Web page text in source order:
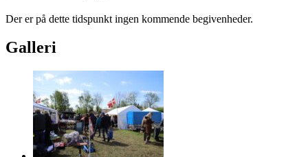
Der er på dette tidspunkt ingen kommende begivenheder.
Galleri